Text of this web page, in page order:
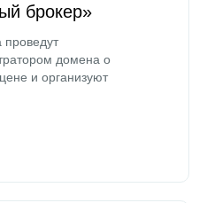
брокер»
домена о
и организуют